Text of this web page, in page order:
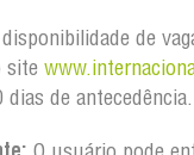
de
site
de antecedência.